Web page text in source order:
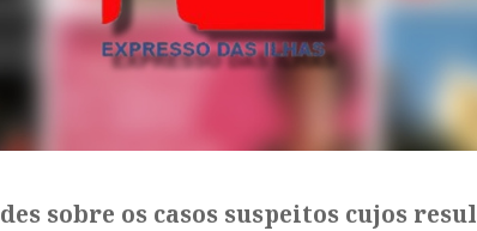
sobre os casos suspeitos cujos